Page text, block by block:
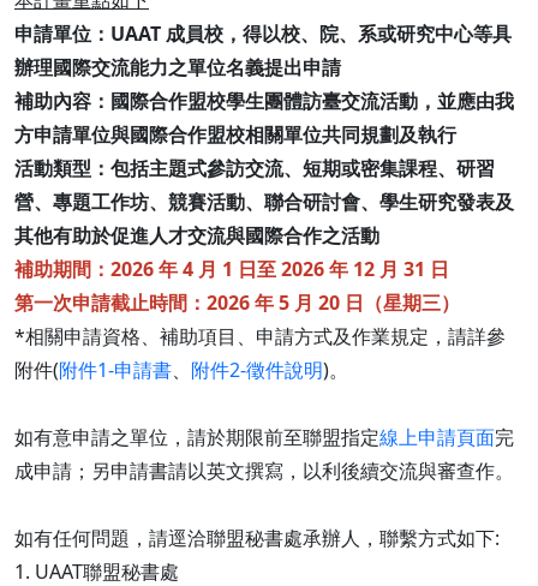
申請單位：UAAT 成員校，得以校、院、系或研究中心等具
辦理國際交流能力之單位名義提出申請
補助內容：國際合作盟校學生團體訪臺交流活動，並應由我
方申請單位與國際合作盟校相關單位共同規劃及執行
活動類型：包括主題式參訪交流、短期或密集課程、研習
營、專題工作坊、競賽活動、聯合研討會、學生研究發表及
其他有助於促進人才交流與國際合作之活動
補助期間：2026 年 4 月 1 日至 2026 年 12 月 31 日
第一次申請截止時間：2026 年 5 月 20 日（星期三）
*相關申請資格、補助項目、申請方式及作業規定，請詳參
附件(附件1-申請書、 附件2-徵件說明)。
如有意申請之單位，請於期限前至聯盟指定線上申請頁面完
成申請；另申請書請以英文撰寫，以利後續交流與審查作。
如有任何問題，請逕洽聯盟秘書處承辦人，聯繫方式如下:
1. UAAT聯盟秘書處